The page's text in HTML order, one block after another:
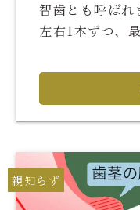
智歯とも呼ばれ
左右1本ずつ、
親知らず